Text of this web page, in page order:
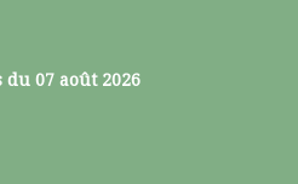
du 07 août 2026